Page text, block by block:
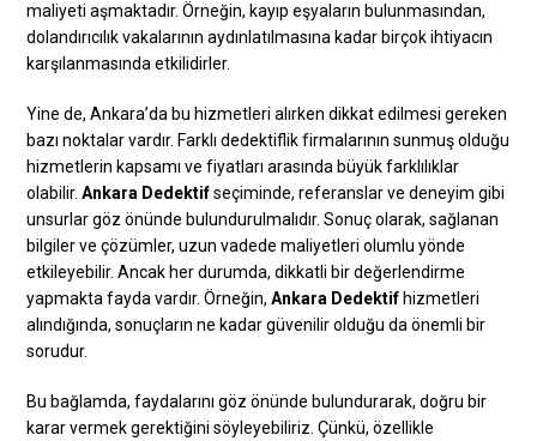
maliyeti aşmaktadır. Örneğin, kayıp eşyaların bulunmasından,
dolandırıcılık vakalarının aydınlatılmasına kadar birçok ihtiyacın
karşılanmasında etkilidirler.
Yine de, Ankara’da bu hizmetleri alırken dikkat edilmesi gereken
bazı noktalar vardır. Farklı dedektiflik firmalarının sunmuş olduğu
hizmetlerin kapsamı ve fiyatları arasında büyük farklılıklar
olabilir.Ankara Dedektifseçiminde, referanslar ve deneyim gibi
unsurlar göz önünde bulundurulmalıdır. Sonuç olarak, sağlanan
bilgiler ve çözümler, uzun vadede maliyetleri olumlu yönde
etkileyebilir. Ancak her durumda, dikkatli bir değerlendirme
yapmakta fayda vardır. Örneğin,Ankara Dedektif hizmetleri
alındığında, sonuçların ne kadar güvenilir olduğu da önemli bir
sorudur.
Bu bağlamda, faydalarını göz önünde bulundurarak, doğru bir
karar vermek gerektiğini söyleyebiliriz. Çünkü, özellikle